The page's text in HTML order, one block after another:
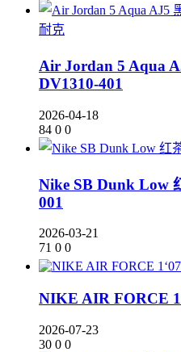
耐克
Air Jordan 5 Aqua
DV1310-401
2026-04-18
84 0 0
Nike SB Dunk Low
001
2026-03-21
71 0 0
NIKE AIR FORCE
2026-07-23
30 0 0